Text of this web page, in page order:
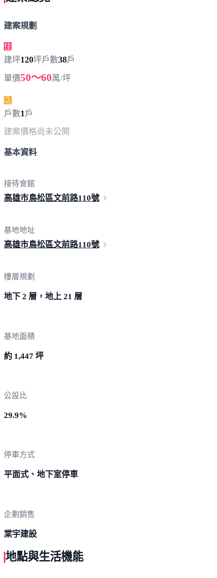
建案規劃
住
建坪120坪戶數38戶
單價50～60萬/坪
店
戶數1戶
建案價格尚未公開
基本資料
接待會館
高雄市鳥松區文前路110號
基地地址
高雄市鳥松區文前路110號
樓層規劃
地下 2 層，地上 21 層
基地面積
約 1,447 坪
公設比
29.9%
停車方式
平面式、地下室停車
企劃銷售
棠宇建設
地點與生活機能